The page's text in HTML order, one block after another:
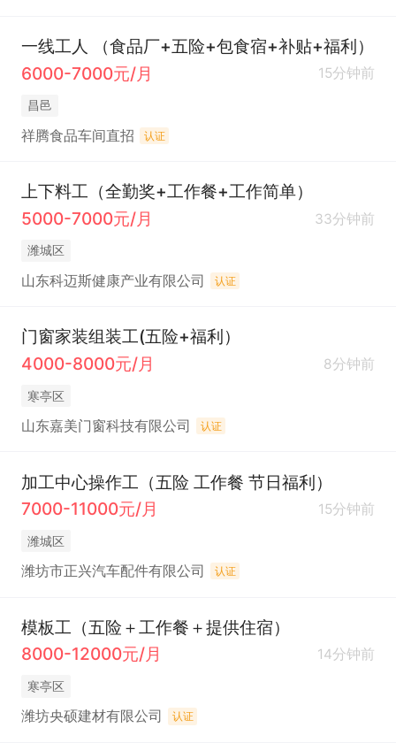
一线工人 （食品厂+五险+包食宿+补贴+福利）
6000-7000元/月
15分钟前
昌邑
祥腾食品车间直招 认证
上下料工（全勤奖+工作餐+工作简单）
5000-7000元/月
33分钟前
潍城区
山东科迈斯健康产业有限公司 认证
门窗家装组装工(五险+福利）
4000-8000元/月
8分钟前
寒亭区
山东嘉美门窗科技有限公司 认证
加工中心操作工（五险 工作餐 节日福利）
7000-11000元/月
15分钟前
潍城区
潍坊市正兴汽车配件有限公司 认证
模板工（五险＋工作餐＋提供住宿）
8000-12000元/月
14分钟前
寒亭区
潍坊央硕建材有限公司 认证